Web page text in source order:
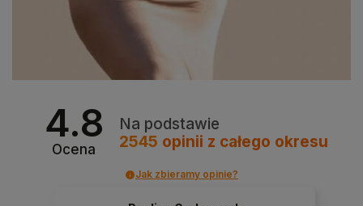
4.8
Ocena
Na podstawie
2545 opinii z całego okresu
Jak zbieramy opinie?